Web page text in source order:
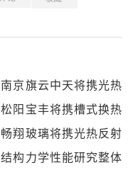
南京旗云中天将携光热
气象监测全套解决方案
亮相第十三届中国国际
光热大会
松阳宝丰将携槽式换热
器U型管、绕管换热器
超长管等系列产品亮相
CPC2026
畅翔玻璃将携光热反射
镜及粘接工艺亮相第十
结构力学性能研究整体